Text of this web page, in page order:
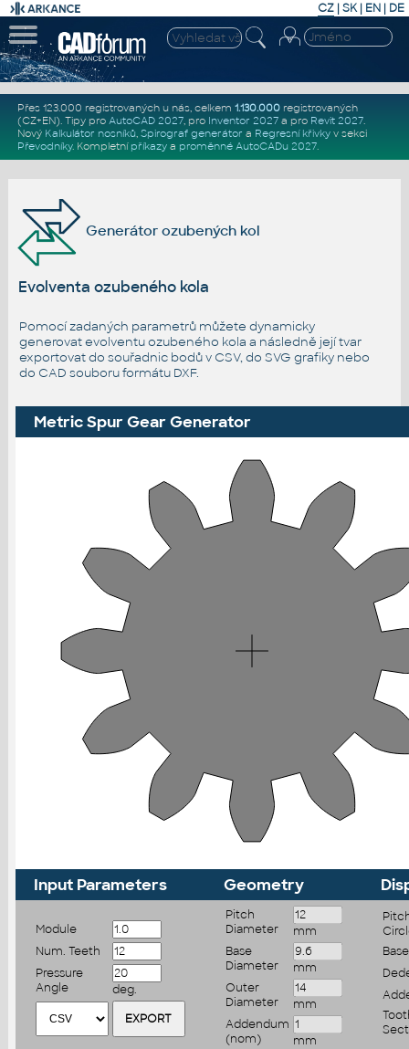
CZ | SK| EN | DE
Přes 123.000 registrovaných u nás, celkem 1.130.000registrovaných
(CZ+EN). Tipy pro AutoCAD 2027, pro Inventor 2027a pro Revit 2027.
Nový Kalkulátor nosníků, Spirograf generátor a Regresní křivkyv sekci
Převodníky. Kompletní příkazya proměnné AutoCADu 2027.
Generátor ozubených kol
Evolventa ozubeného kola
Pomocí zadaných parametrů můžete dynamicky
generovat evolventu ozubeného kola a následně její tvar
exportovat do souřadnic bodů v CSV, do SVG grafiky nebo
do CAD souboru formátu DXF.
Metric Spur Gear Generator
Input Parameters Geometry
Module
Num. Teeth
Pressure
Angle
deg.
Pitch
Diameter
mm
Base
Diameter
mm
Outer
Diameter
mm
Addendum
(nom)
mm